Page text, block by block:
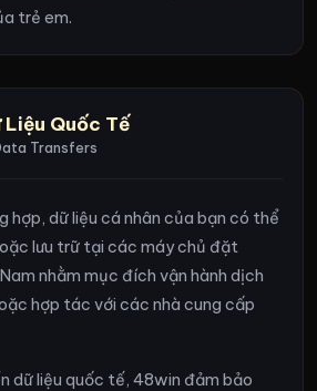
trẻ em.
Liệu Quốc Tế
Transfers
hợp, dữ liệu cá nhân của bạn có thể
lưu trữ tại các máy chủ đặt
nhằm mục đích vận hành dịch
hợp tác với các nhà cung cấp
dữ liệu quốc tế, 48win đảm bảo